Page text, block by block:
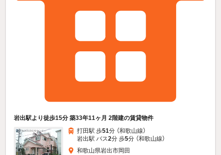
岩出駅より徒歩15分 築33年11ヶ月 2階建の賃貸物件
打田駅 歩51分 （和歌山線）
岩出駅 バス2分 歩5分 （和歌山線）
和歌山県岩出市岡田